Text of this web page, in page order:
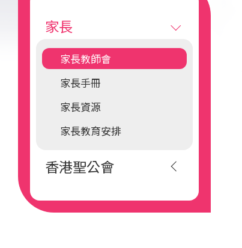
連
結
navigation
家長
家長教師會
家長手冊
家長資源
家長教育安排
香港聖公會